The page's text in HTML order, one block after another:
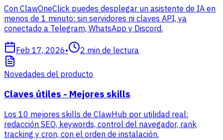
Con ClawOneClick puedes desplegar un asistente de IA en
menos de 1 minuto: sin servidores ni claves API, ya
conectado a Telegram, WhatsApp y Discord.
Feb 17, 2026• 2 min de lectura
Novedades del producto
Claves útiles - Mejores skills
Los 10 mejores skills de ClawHub por utilidad real:
redacción SEO, keywords, control del navegador, rank
tracking y cron, con el orden de instalación.